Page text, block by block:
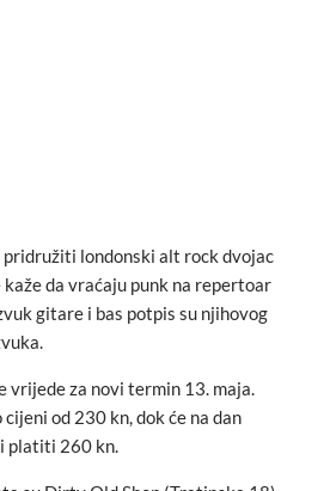
pridružiti londonski alt rock dvojac
kaže da vraćaju punk na repertoar
gitare i bas potpis su njihovog
vrijede za novi termin 13. maja.
od 230 kn, dok će na dan
platiti 260 kn.